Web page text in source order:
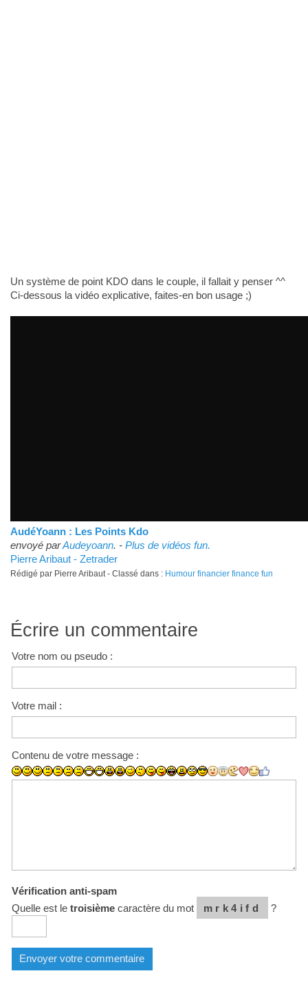
Un système de point KDO dans le couple, il fallait y penser ^^
Ci-dessous la vidéo explicative, faites-en bon usage ;)
AudéYoann : Les Points Kdo
envoyé parAudeyoann. - Plus de vidéos fun.
Pierre Aribaut - Zetrader
Rédigé par Pierre Aribaut - Classé dans : Humour financier finance fun
Écrire un commentaire
Votre nom ou pseudo :
Votre mail :
Contenu de votre message :
Vérification anti-spam
Quelle est le troisièmecaractère du mot mrk4ifd ?